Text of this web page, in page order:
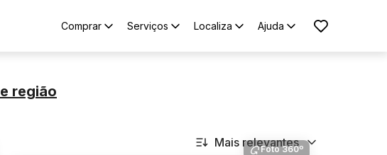
Comprar Serviços Localiza Ajuda
e região
Mais relevantes
Foto 360º